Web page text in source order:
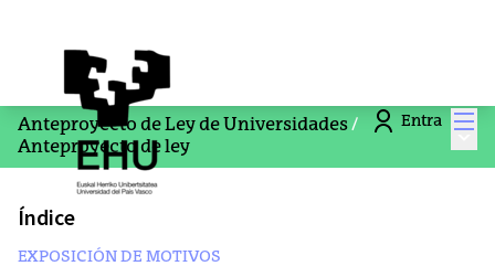
Entra
Anteproyecto de Ley de Universidades/
Anteproyecto de ley
Índice
EXPOSICIÓN DE MOTIVOS